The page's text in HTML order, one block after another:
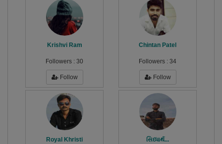
Krishvi Ram
Followers : 30
Follow
Chintan Patel
Followers : 34
Follow
Royal Khristi સિધ્ધાર્થ...